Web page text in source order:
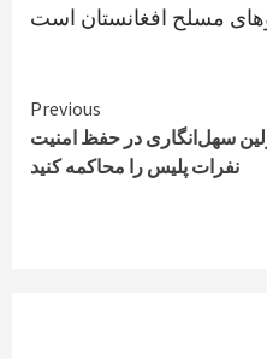
Continue
Reading
Previous
سهل‌انگاری در حفظ امنیت
نفرات پلیس را محاکمه کنید